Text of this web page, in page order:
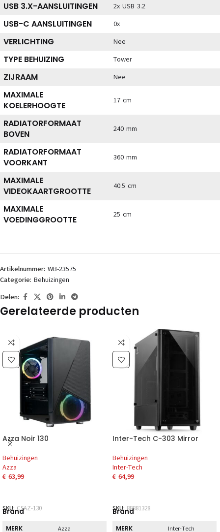
USB 3.X-AANSLUITINGEN 2x USB 3.2
USB-C AANSLUITINGEN 0x
VERLICHTING Nee
TYPE BEHUIZING Tower
ZIJRAAM Nee
MAXIMALE
KOELERHOOGTE
17 cm
RADIATORFORMAAT
BOVEN
240 mm
RADIATORFORMAAT
VOORKANT
360 mm
MAXIMALE
VIDEOKAARTGROOTTE
40.5 cm
MAXIMALE
VOEDINGGROOTTE
25 cm
Artikelnummer: WB-23575
Categorie: Behuizingen
Delen:
Gerelateerde producten
Azza Noir 130
Behuizingen
Azza
€ 63,99
SKU:CSAZ-130
Brand
MERK Azza
Inter-Tech C-303 Mirror
Behuizingen
Inter-Tech
€ 64,99
SKU:88881328
Brand
MERK Inter-Tech